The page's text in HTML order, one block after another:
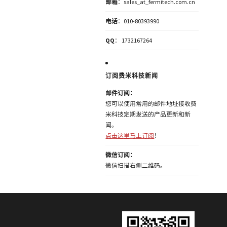
邮箱：sales_at_fermitech.com.cn
电话：010-80393990
QQ ： 1732167264
订阅费米科技新闻
邮件订阅：
您可以使用常用的邮件地址接收费
米科技定期发送的产品更新和新
闻。
点击这里马上订阅 ！
微信订阅：
微信扫描右侧二维码。